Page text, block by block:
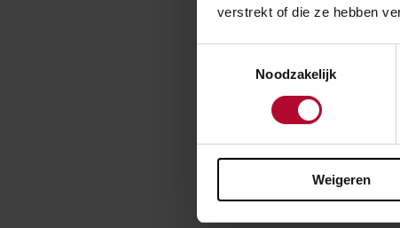
verstrekt of die ze hebben
Noodzakelijk
Weigeren